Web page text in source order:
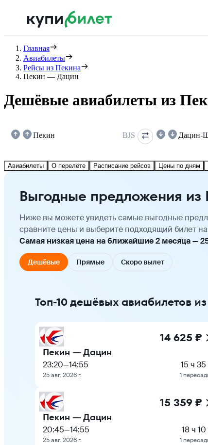
Главная
Авиабилеты
Рейсы из Пекина
Пекин — Дацин
Дешёвые авиабилеты из
Пекин BJS Дацин-
Авиабилеты О перелёте Расписание рейсов Цены по дням
Выгодные предложения
Ниже вы можете увидеть самые выгодные
сравните цены и выберите подходящий билет на
Самая низкая цена на ближайшие 2 месяца — 25
Дешёвые Прямые Скоро вылет
Топ-10 дешёвых авиабилетов
14 625 ₽
Пекин — Дацин
23:20—14:55
25 авг. 2026 г.
15 ч
1
15 359 ₽
Пекин — Дацин
20:45—14:55
25 авг. 2026 г.
18 ч
1